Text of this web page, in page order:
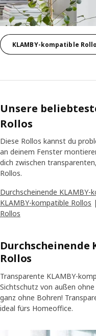
KLAMBY-kompatible
Unsere
Rollos
Diese Rollos kannst du
an deinem Fenster
dich zwischen
Rollos.
Durchscheinende KLAMBY-
KLAMBY-kompatible Rollos |
Rollos
Durchscheinende
Rollos
Transparente KLAMBY-
Sichtschutz von außen
ganz ohne Bohren!
ideal fürs Homeoffice.